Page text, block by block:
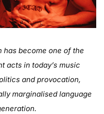
has become one of the
acts in today’s music
and provocation,
marginalised language